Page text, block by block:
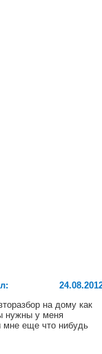
на дому как
нужны у меня
мне еще что нибудь